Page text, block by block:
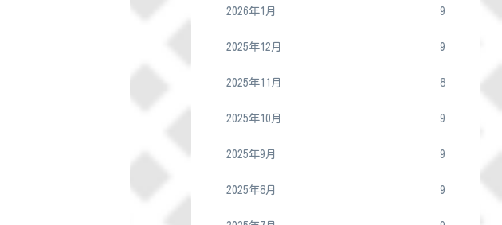
2026年1月 9
2025年12月 9
2025年11月 8
2025年10月 9
2025年9月 9
2025年8月 9